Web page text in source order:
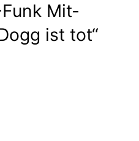
Mit-
ist tot“